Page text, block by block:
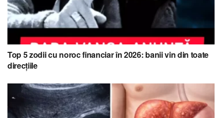
Top 5 zodii cu noroc financiar în 2026: banii vin din toate
direcțiile